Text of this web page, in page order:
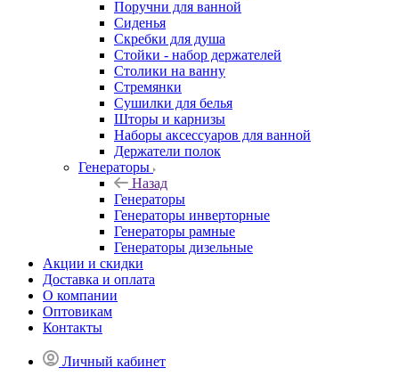
Поручни для ванной
Сиденья
Скребки для душа
Стойки - набор держателей
Столики на ванну
Стремянки
Сушилки для белья
Шторы и карнизы
Наборы аксессуаров для ванной
Держатели полок
Генераторы
Назад
Генераторы
Генераторы инверторные
Генераторы рамные
Генераторы дизельные
Акции и скидки
Доставка и оплата
О компании
Оптовикам
Контакты
Личный кабинет